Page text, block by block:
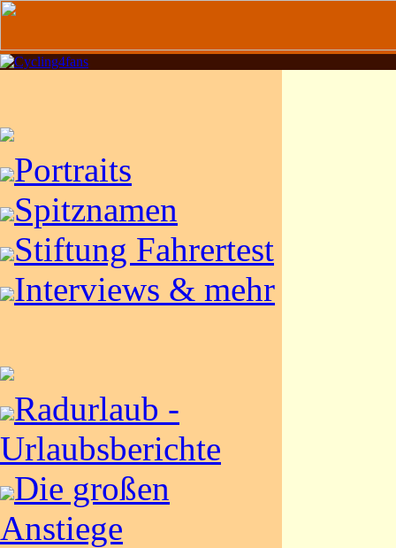
Portraits
Spitznamen
Stiftung Fahrertest
Interviews & mehr
Radurlaub -
Urlaubsberichte
Die großen
Anstiege